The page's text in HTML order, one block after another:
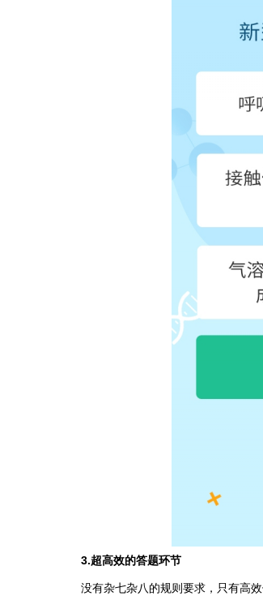
3.超高效的答题环节
没有杂七杂八的规则要求，只有高效